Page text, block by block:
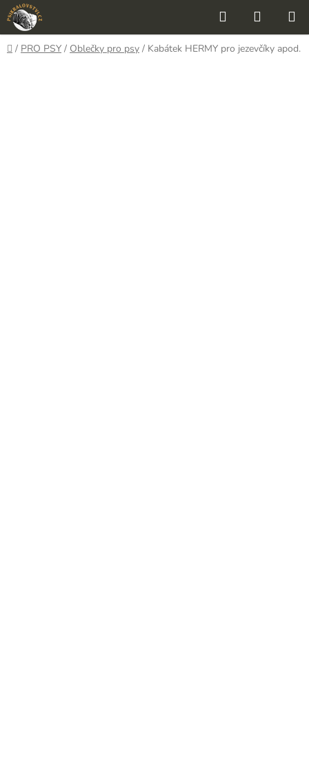
Přejít
na
obsah
Hledat
KOŠÍK
Domů
/ PRO PSY / Oblečky pro psy / Kabátek HERMY pro jezevčíky apod.